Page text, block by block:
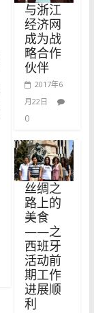
与浙江
经济网
成为战
略合作
伙伴
2017年6
月22日
0
丝绸之
路上的
美食
——之
西班牙
活动前
期工作
进展顺
利